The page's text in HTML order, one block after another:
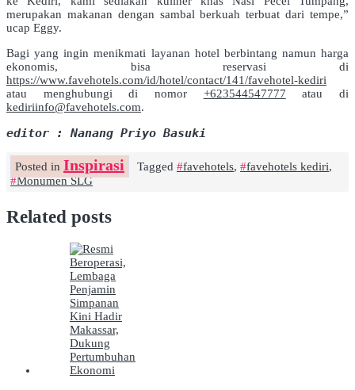
merupakan makanan dengan sambal berkuah terbuat dari tempe,”
ucap Eggy.
Bagi yang ingin menikmati layanan hotel berbintang namun harga
ekonomis, bisa reservasi di
https://www.favehotels.com/id/hotel/contact/141/favehotel-kediri
atau menghubungi di nomor +623544547777 atau di
kediriinfo@favehotels.com.
editor : Nanang Priyo Basuki
Posted in Inspirasi Tagged favehotels, favehotels kediri,
Monumen SLG
Related posts